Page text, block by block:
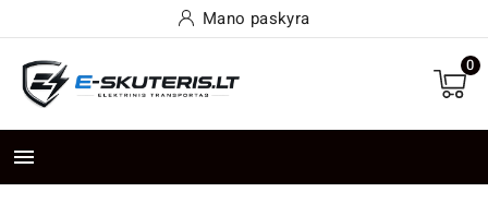
Mano paskyra
0
